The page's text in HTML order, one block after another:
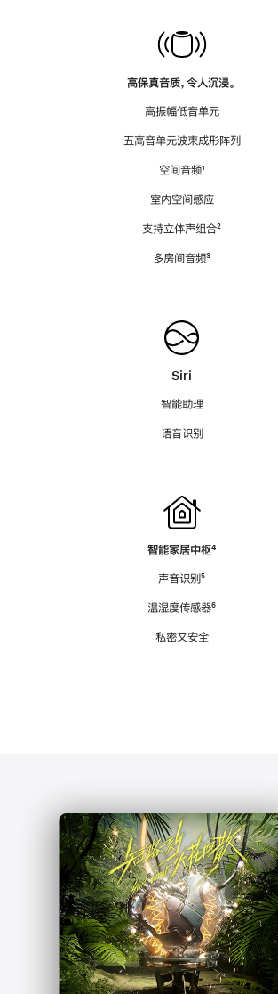
高保真音质，令人沉浸。
高振幅低音单元
五高音单元波束成形阵列
空间音频脚
¹
室内空间感应
支持立体声组合脚
²
多房间音频脚
³
Siri
智能助理
语音识别
智能家居中枢脚
⁴
声音识别脚
⁵
温湿度传感器脚
⁶
私密又安全